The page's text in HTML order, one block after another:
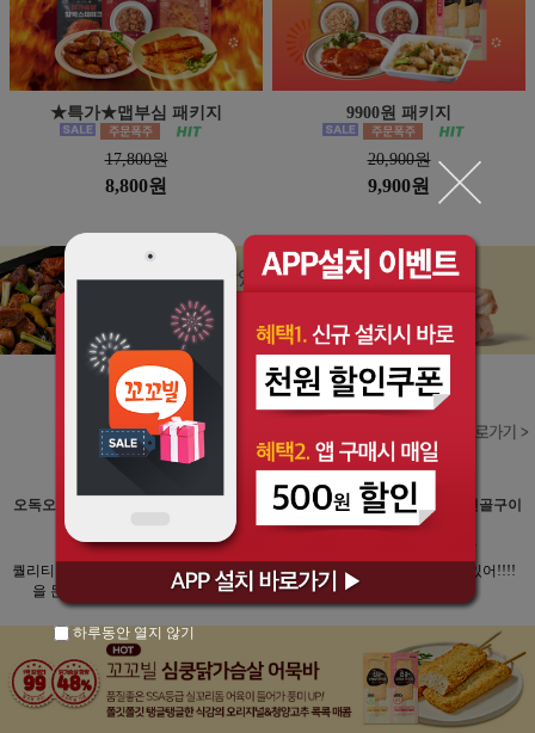
★특가★맵부심 패키지
17,800원
8,800원
9900원 패키지
20,900원
9,900원
오독오독 닭안심 연골구이
★★★★★
퀄리티 미쳤다....치킨사먹
을 돈으로 또삽니다
오독오독 닭안심 연골구이
20팩
★★★★★
술이 탽기는맛 렌지에 돌
려서 쌈싸먹음 굿
오독오독 닭안심 연골구이
20팩
★★★★★
뭐야 대박 겁나 맛있어!!!!
하루동안 열지 않기